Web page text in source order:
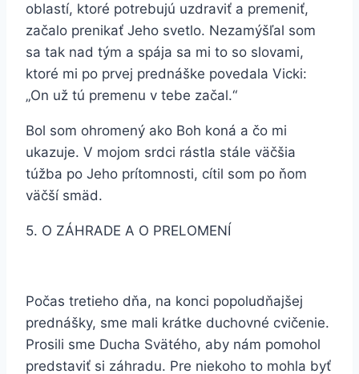
oblastí, ktoré potrebujú uzdraviť a premeniť,
začalo prenikať Jeho svetlo. Nezamýšľal som
sa tak nad tým a spája sa mi to so slovami,
ktoré mi po prvej prednáške povedala Vicki:
„On už tú premenu v tebe začal.“
Bol som ohromený ako Boh koná a čo mi
ukazuje. V mojom srdci rástla stále väčšia
túžba po Jeho prítomnosti, cítil som po ňom
väčší smäd.
5. O ZÁHRADE A O PRELOMENÍ
Počas tretieho dňa, na konci popoludňajšej
prednášky, sme mali krátke duchovné cvičenie.
Prosili sme Ducha Svätého, aby nám pomohol
predstaviť si záhradu. Pre niekoho to mohla byť